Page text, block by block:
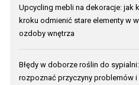
Upcycling mebli na dekoracje: jak
kroku odmienić stare elementy w
ozdoby wnętrza
Błędy w doborze roślin do
rozpoznać przyczyny problemów i